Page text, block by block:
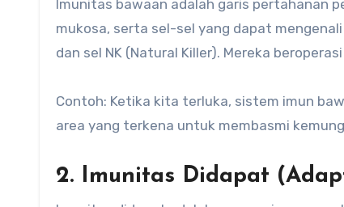
Imunitas bawaan adalah garis pertahanan
mukosa, serta sel-sel yang dapat
dan sel NK (Natural Killer). Mereka
Contoh: Ketika kita terluka, sistem imun
area yang terkena untuk membasmi
2. Imunitas Didapat